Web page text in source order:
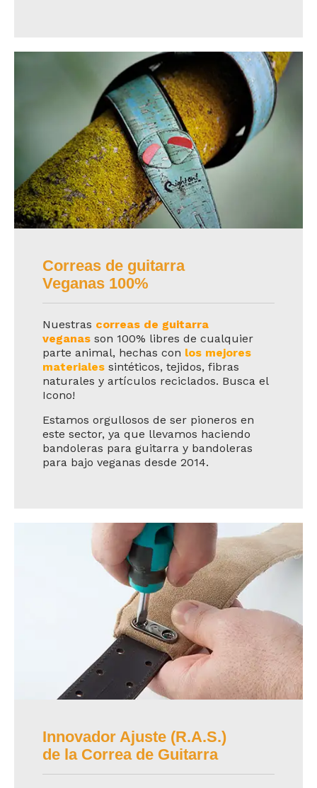
Correas de guitarra
Veganas 100%
Nuestras correas de guitarra
veganas son 100% libres de cualquier
parte animal, hechas con los mejores
materiales sintéticos, tejidos, fibras
naturales y artículos reciclados. Busca el
Icono!
Estamos orgullosos de ser pioneros en
este sector, ya que llevamos haciendo
bandoleras para guitarra y bandoleras
para bajo veganas desde 2014.
Innovador Ajuste (R.A.S.)
de la Correa de Guitarra